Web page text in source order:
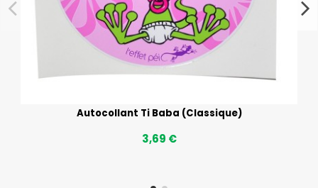
Autocollant Ti Baba (Classique)
3,69 €